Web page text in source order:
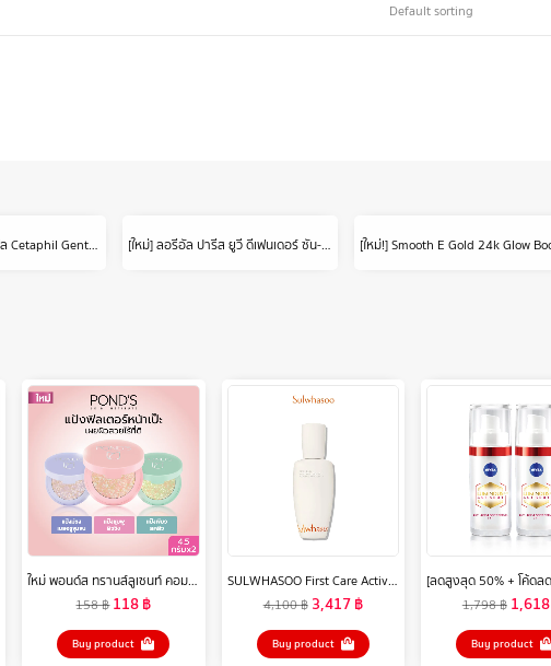
[แพคคู่สุดคุ้ม] เซตาฟิล Cetaphil Gentle Skin Cleanser เจลทำความสะอาดผิวหน้าและผิวกาย สำหรับผิวบอบบาง แพ้ง่าย และทุกสภาพผิว 1 liter 2 ขวด [ใหม่] ลอรีอัล ปารีส ยูวี ดีเฟนเดอร์ ซัน-รีแพร์ อินวิซิเบิ้ล เซรั่ม 30 มล. (L’OREAL PARIS UV DEFENDER SUN- REPAIR INVISIBLE SERUM 30ML, loreal กันแดด, ครีมกันแดด, กันแดด, ครีมกันแดดหน้า)
ใหม่ พอนด์ส ทรานส์ลูเซนท์ คอมแพค พาวเดอร์ (แป้งตลับ) แป้งฟิลเตอร์หน้าเป๊ะ คุมมันติดทน 12 ชม. ใช้ได้ทุกสีผิว 4.5ก แพ็คคู่ (เลือกสูตรด้านใน)
158฿118฿
Buy product
SULWHASOO First Care Activating Serum VI 90ml. โซลวาซู เซรั่มลดเลือนริ้วรอยเพื่อผิวอ่อนเยาว์ กระชับผิวหน้า ให้ผิวนุ่มชุ่มชื้น เซรั่มเกาหลีซัลวาซู
4,100฿ 3,417฿
Buy product
1,798฿ 1,618
Buy product